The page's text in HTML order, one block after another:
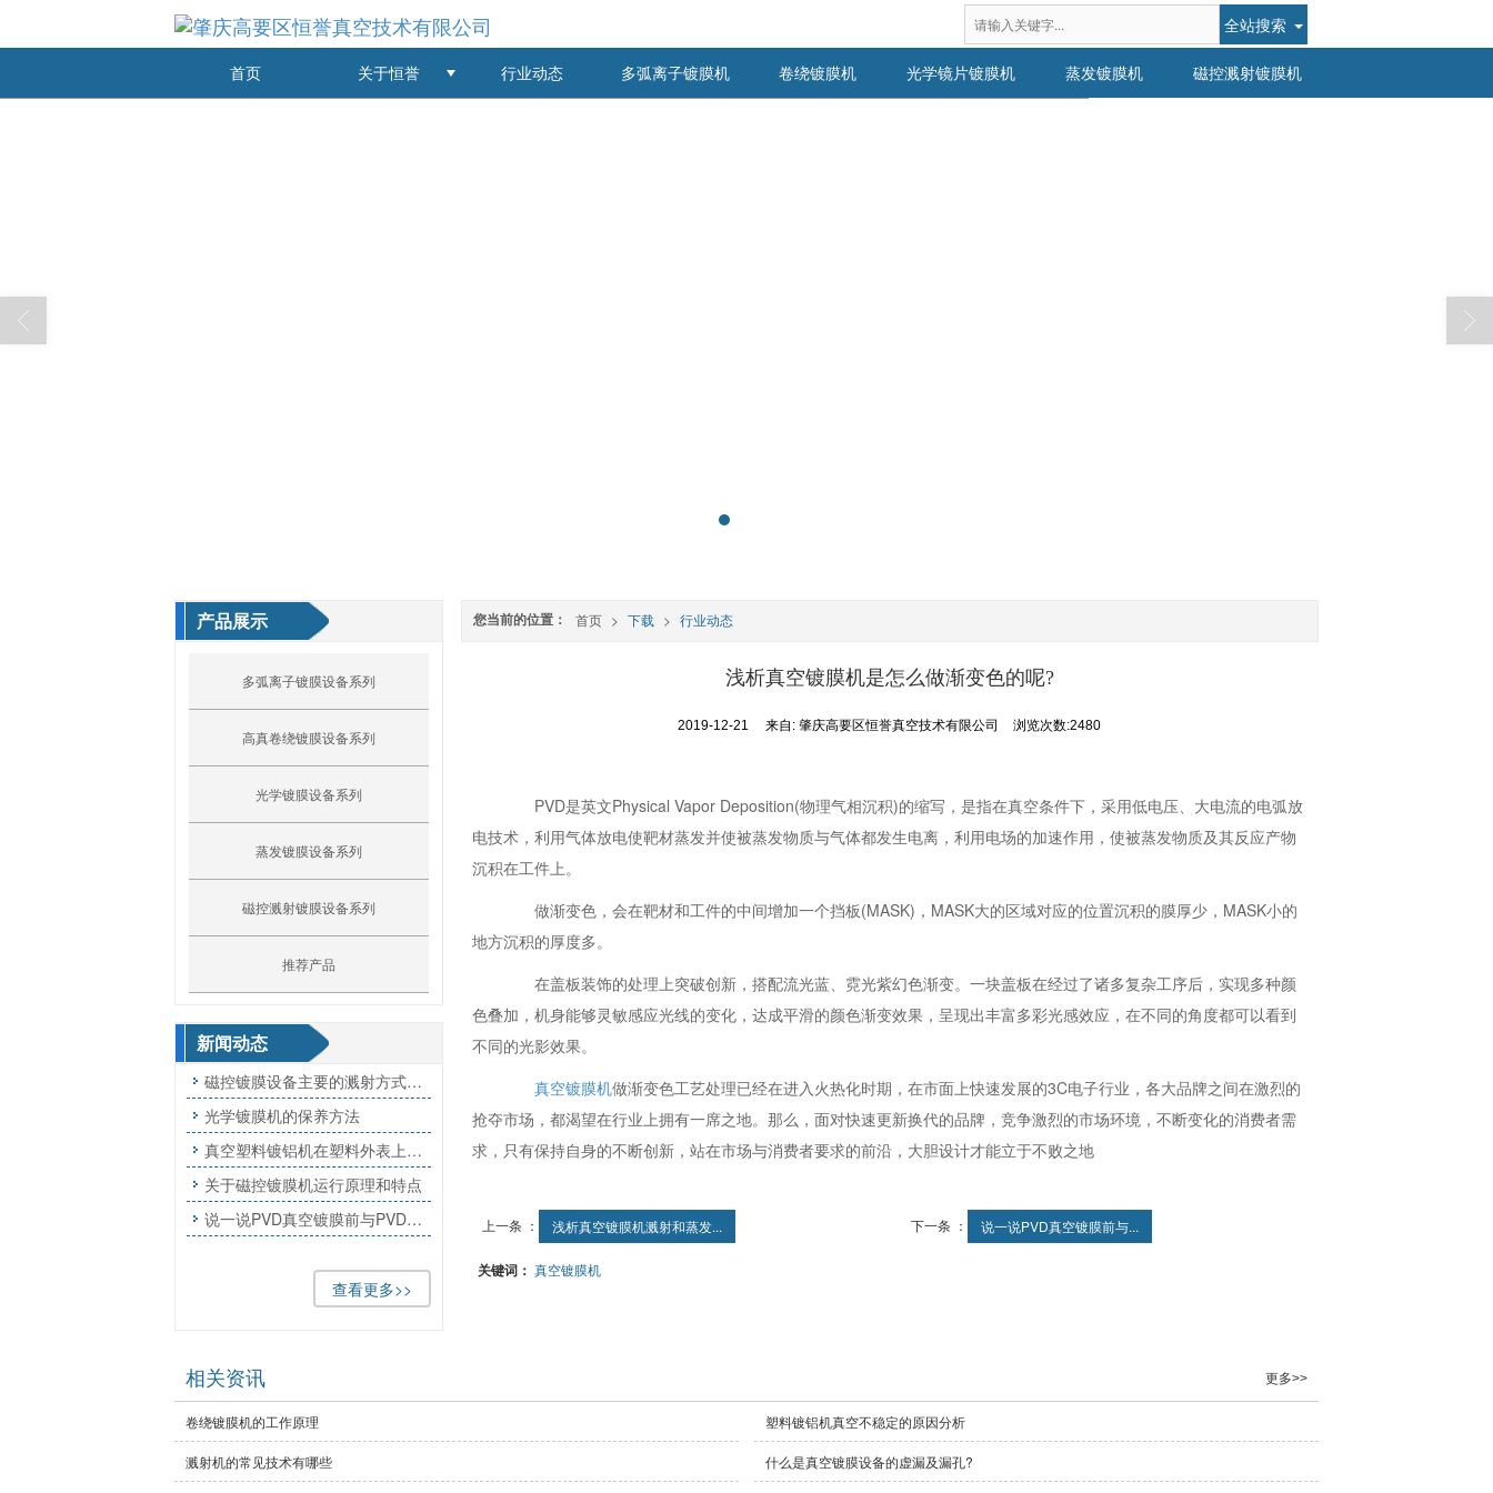
全站搜索
首页 关于恒誉 行业动态 多弧离子镀膜机 卷绕镀膜机 光学镜片镀膜机 蒸发镀膜机 磁控溅射镀膜机
您当前的位置： 首页 > 下载 > 行业动态
浅析真空镀膜机是怎么做渐变色的呢?
2019-12-21 来自:肇庆高要区恒誉真空技术有限公司 浏览次数:2480
PVD是英文Physical Vapor Deposition(物理气相沉积)的缩写，是指在真空条件下，采用低电压、大电流的电弧放
电技术，利用气体放电使靶材蒸发并使被蒸发物质与气体都发生电离，利用电场的加速作用，使被蒸发物质及其反应产物
沉积在工件上。
做渐变色，会在靶材和工件的中间增加一个挡板(MASK)，MASK大的区域对应的位置沉积的膜厚少，MASK小的
地方沉积的厚度多。
在盖板装饰的处理上突破创新，搭配流光蓝、霓光紫幻色渐变。一块盖板在经过了诸多复杂工序后，实现多种颜
色叠加，机身能够灵敏感应光线的变化，达成平滑的颜色渐变效果，呈现出丰富多彩光感效应，在不同的角度都可以看到
不同的光影效果。
真空镀膜机做渐变色工艺处理已经在进入火热化时期，在市面上快速发展的3C电子行业，各大品牌之间在激烈的
抢夺市场，都渴望在行业上拥有一席之地。那么，面对快速更新换代的品牌，竞争激烈的市场环境，不断变化的消费者需
求，只有保持自身的不断创新，站在市场与消费者要求的前沿，大胆设计才能立于不败之地
上一条 ： 浅析真空镀膜机溅射和蒸发... 下一条 ： 说一说PVD真空镀膜前与...
关键词： 真空镀膜机
产品展示
多弧离子镀膜设备系列
高真卷绕镀膜设备系列
光学镀膜设备系列
蒸发镀膜设备系列
磁控溅射镀膜设备系列
推荐产品
新闻动态
 磁控镀膜设备主要的溅射方式有哪几种么
 光学镀膜机的保养方法
 真空塑料镀铝机在塑料外表上镀铝优势?
 关于磁控镀膜机运行原理和特点
 说一说PVD真空镀膜前与PVD电镀后的有什么区别?
查看更多>>
相关资讯 更多>>
卷绕镀膜机的工作原理 塑料镀铝机真空不稳定的原因分析
溅射机的常见技术有哪些 什么是真空镀膜设备的虚漏及漏孔?